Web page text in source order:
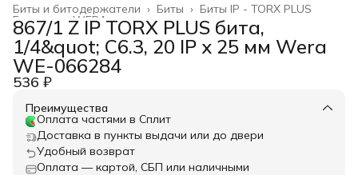
Биты IP - TORX PLUS
Биты ›
Биты и битодержатели ›
WERA ›
Главная
867/1 Z IP TORX PLUS бита,
1/4&quot; C6.3, 20 IP x 25 мм Wera
WE-066284
536 ₽
Преимущества
Оплата частями в Сплит
Доставка в пункты выдачи или до двери
Удобный возврат
Оплата — картой, СБП или наличными